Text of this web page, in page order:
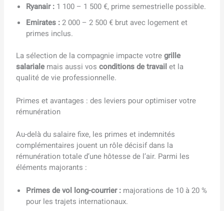
Ryanair : 1 100 – 1 500 €, prime semestrielle possible.
Emirates : 2 000 – 2 500 € brut avec logement et
primes inclus.
La sélection de la compagnie impacte votregrille
salariale mais aussi vosconditions de travailet la
qualité de vie professionnelle.
Primes et avantages : des leviers pour optimiser votre
rémunération
Au-delà du salaire fixe, les primes et indemnités
complémentaires jouent un rôle décisif dans la
rémunération totale d’une hôtesse de l’air. Parmi les
éléments majorants :
Primes de vol long-courrier : majorations de 10 à 20 %
pour les trajets internationaux.